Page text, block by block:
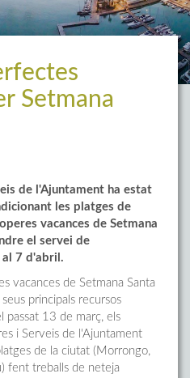
Setmana
de l'Ajuntament ha estat
les platges de
vacances de Setmana
el servei de
al 7 d'abril.
vacances de Setmana Santa
principals recursos
passat 13 de març, els
i Serveis de l'Ajuntament
de la ciutat (Morrongo,
fent treballs de neteja